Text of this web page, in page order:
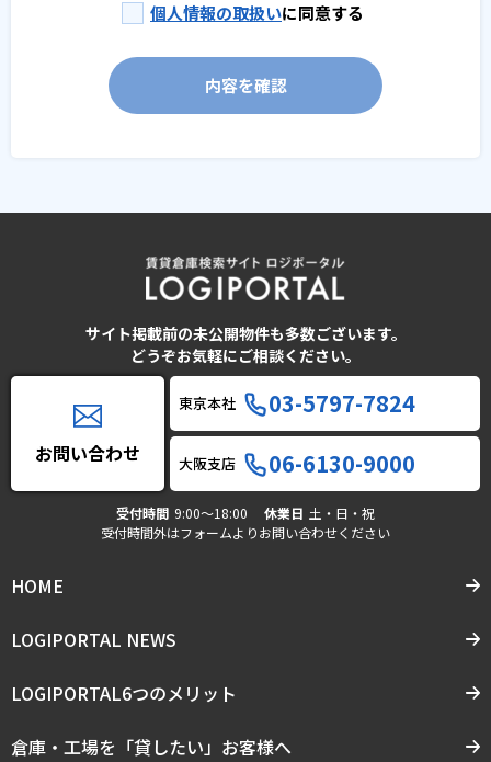
個人情報の取扱いに同意する
内容を確認
サイト掲載前の未公開物件も多数ございます。
どうぞお気軽にご相談ください。
お問い合わせ
東京本社 03-5797-7824
大阪支店 06-6130-9000
受付時間 9:00〜18:00 休業日 土・日・祝
受付時間外はフォームよりお問い合わせください
HOME
LOGIPORTAL NEWS
LOGIPORTAL6つのメリット
倉庫・工場を「貸したい」お客様へ